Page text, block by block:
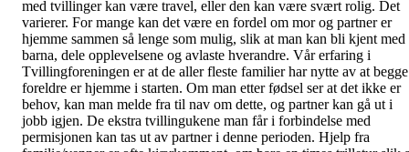
med tvillinger kan være travel, eller den kan være svært rolig. Det
varierer. For mange kan det være en fordel om mor og partner er
hjemme sammen så lenge som mulig, slik at man kan bli kjent med
barna, dele opplevelsene og avlaste hverandre. Vår erfaring i
Tvillingforeningen er at de aller fleste familier har nytte av at begge
foreldre er hjemme i starten. Om man etter fødsel ser at det ikke er
behov, kan man melde fra til nav om dette, og partner kan gå ut i
jobb igjen. De ekstra tvillingukene man får i forbindelse med
permisjonen kan tas ut av partner i denne perioden. Hjelp fra